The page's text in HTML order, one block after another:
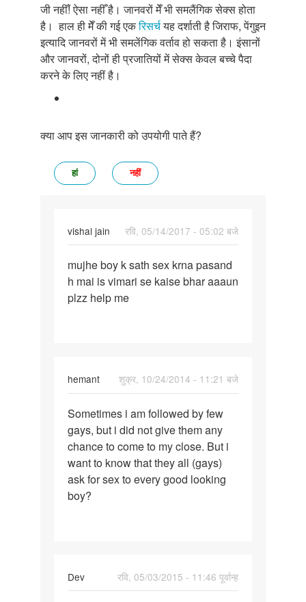
जी नहीँ! ऐसा नहीँ है। जानवरों मेँ भी समलैंगिक सेक्स होता
है। हाल ही मेँ की गई एकरिसर्चयह दर्शाती है जिराफ, पेंगुइन
इत्यादि जानवरों में भी समलेंगिक वर्ताव हो सकता है। इंसानों
और जानवरों, दोनों ही प्रजातियों में सेक्स केवल बच्चे पैदा
करने के लिए नहीं है।
क्या आप इस जानकारी को उपयोगी पाते हैं?
हां नहीं
vishal jain
रवि, 05/14/2017 - 05:02 बजे
mujhe
boy
k
mujhe boy k sath sex krna pasand
h mai is vimari se kaise bhar aaaun
plzz help me
hemant
शुक्र, 10/24/2014 - 11:21 बजे
Sometimes
i
am
followed
by
Sometimes i am followed by few
gays, but i did not give them any
chance to come to my close. But i
want to know that they all (gays)
ask for sex to every good looking
boy?
Dev
रवि, 05/03/2015 - 11:46 पूर्वान्ह